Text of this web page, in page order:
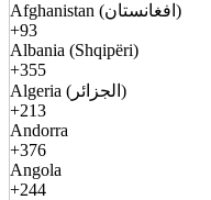
Afghanistan (افغانستان)
+93
Albania (Shqipëri)
+355
Algeria (الجزائر)
+213
Andorra
+376
Angola
+244